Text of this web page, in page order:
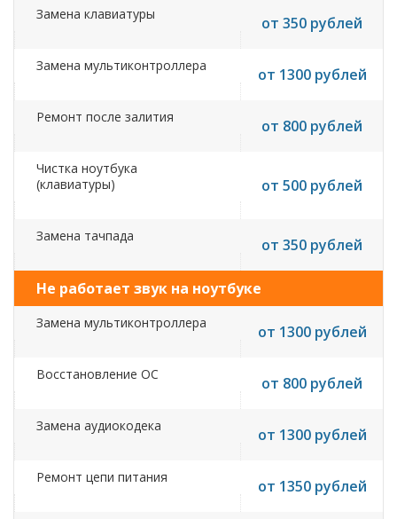
Замена клавиатуры от 350 рублей
Замена мультиконтроллера от 1300 рублей
Ремонт после залития от 800 рублей
Чистка ноутбука
(клавиатуры)
от 500 рублей
Замена тачпада от 350 рублей
Не работает звук на ноутбуке
Замена мультиконтроллера от 1300 рублей
Восстановление ОС от 800 рублей
Замена аудиокодека от 1300 рублей
Ремонт цепи питания от 1350 рублей